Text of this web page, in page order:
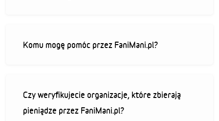
Komu mogę pomóc przez FaniMani.pl?
Czy weryfikujecie organizacje, które zbierają
pieniądze przez FaniMani.pl?